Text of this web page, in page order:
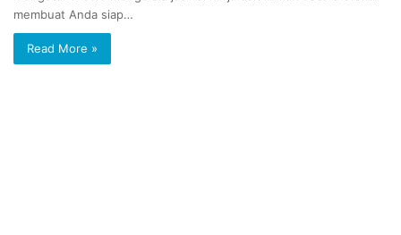
membuat Anda siap…
Read More »